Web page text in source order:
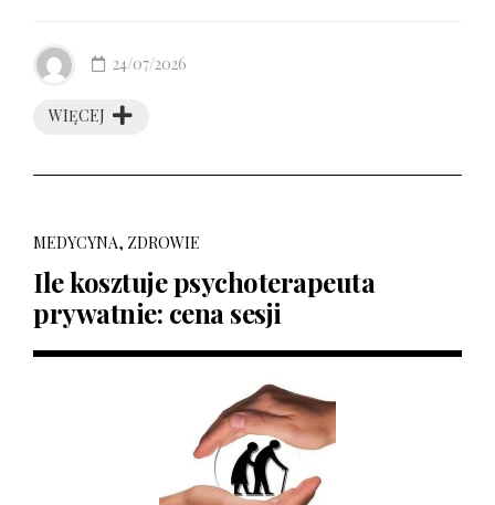
WIĘCEJ
24/07/2026
MEDYCYNA, ZDROWIE
Ile kosztuje psychoterapeuta
prywatnie: cena sesji